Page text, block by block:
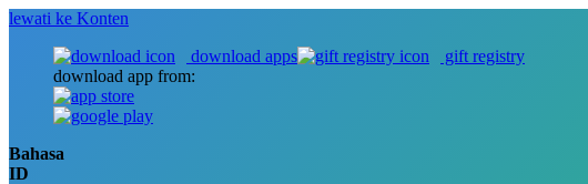
lewati ke Konten
download apps
download app from:
gift registry
Bahasa
ID